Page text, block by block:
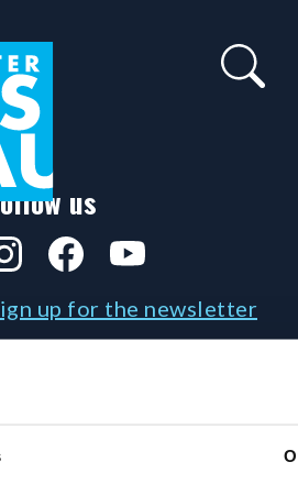
us
FacebookYouTube
up for the newsletter